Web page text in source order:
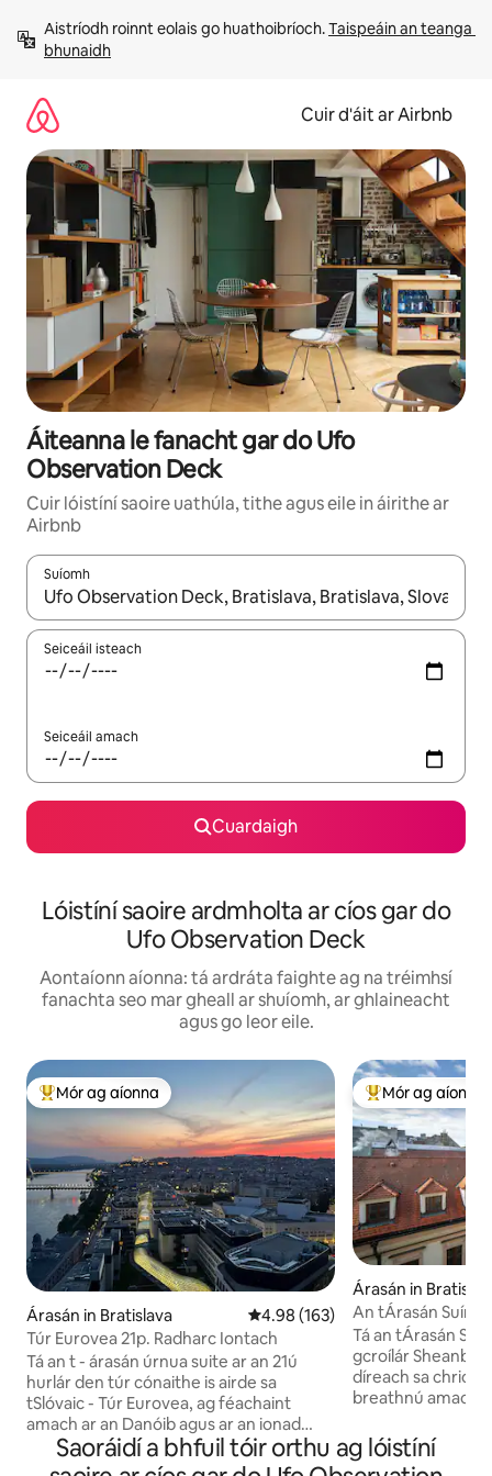
chuig
ábhar
Aistríodh roinnt eolais go huathoibríoch. Taispeáin an teanga
bhunaidh
Cuir d'áit ar Airbnb
Áiteanna le fanacht gar do Ufo
Observation Deck
Cuir lóistíní saoire uathúla, tithe agus eile in áirithe ar
Airbnb
Suíomh
Nuair a bheidh torthaí ar fáil, déan nascleanúint le
Seiceáil isteach
Seiceáil amach
Cuardaigh
Lóistíní saoire ardmholta ar cíos gar do
Ufo Observation Deck
Aontaíonn aíonna: tá ardráta faighte ag na tréimhsí
fanachta seo mar gheall ar shuíomh, ar ghlaineacht
agus go leor eile.
An-mhór ag aíonna
Mór ag aíonna
Árasán in Bratislava Meánrátáil 4.98 as 5, 163
4.98 (163)
Túr Eurovea 21p. Radharc Iontach
Tá an t - árasán úrnua suite ar an 21ú
hurlár den túr cónaithe is airde sa
tSlóvaic - Túr Eurovea, ag féachaint
amach ar an Danóib agus ar an ionad
stairiúil, díreach ar an bpromanáid
mhóréilimh feadh na Danóibe lena
An-mhór ag
Mór ag aíonna
Árasán in
An tÁrasán
Tá an tÁrasán
gcroílár
díreach sa chrios
breathnú amach
lánfheistithe ar
cuntar beáir,
Saoráidí a bhfuil tóir orthu ag lóistíní